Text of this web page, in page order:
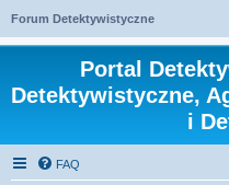
Forum Detektywistyczne
Portal
Detektywistyczne,
i
FAQ